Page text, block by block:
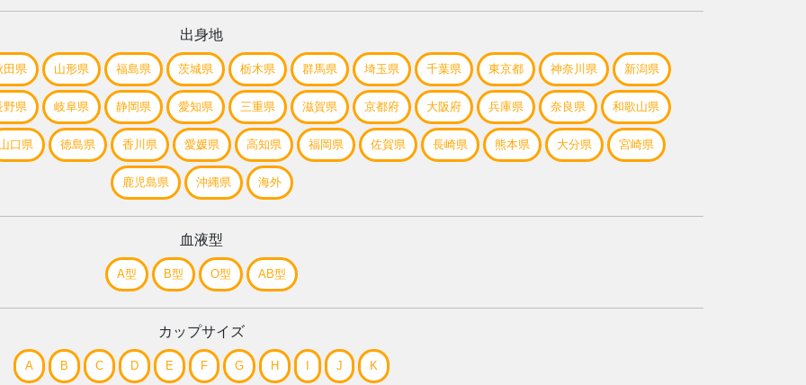
出身地
田県 山形県 福島県 茨城県 栃木県 群馬県 埼玉県 千葉県 東京都 神奈川県 新潟県
野県 岐阜県 静岡県 愛知県 三重県 滋賀県 京都府 大阪府 兵庫県 奈良県 和歌山県
口県 徳島県 香川県 愛媛県 高知県 福岡県 佐賀県 長崎県 熊本県 大分県 宮崎県
鹿児島県 沖縄県 海外
血液型
A型 B型 O型 AB型
カップサイズ
A B C D E F G H J K